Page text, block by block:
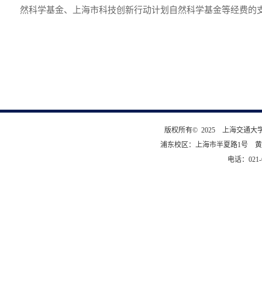
版权所有© 2025 上海交通大
浦东校区：上海市半夏路1号
电话：
然科学基金、上海市科技创新行动计划自然科学基金等经费的